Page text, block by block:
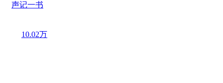
声记一书
10.02万